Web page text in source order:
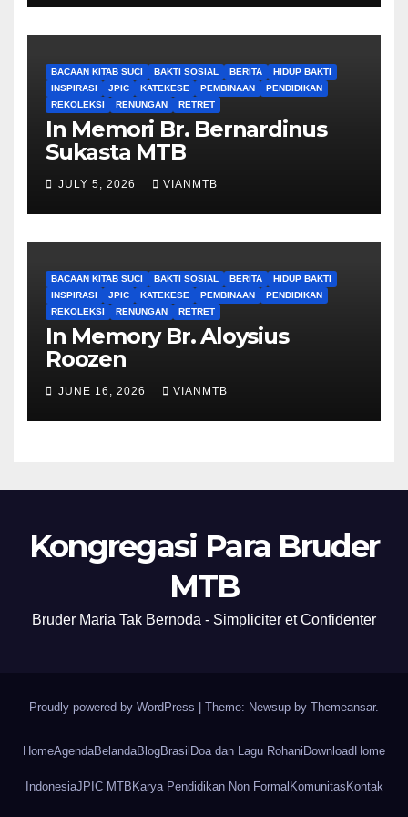
BACAAN KITAB SUCI BAKTI SOSIAL BERITA
HIDUP BAKTI
INSPIRASI
JPIC KATEKESE PEMBINAAN
PENDIDIKAN
REKOLEKSI
RENUNGAN RETRET
In Memori Br. Bernardinus
Sukasta MTB
JULY 5, 2026 VIANMTB
BACAAN KITAB SUCI BAKTI SOSIAL BERITA
HIDUP BAKTI
INSPIRASI
JPIC KATEKESE PEMBINAAN
PENDIDIKAN
REKOLEKSI
RENUNGAN RETRET
In Memory Br. Aloysius
Roozen
JUNE 16, 2026 VIANMTB
Kongregasi Para Bruder
MTB
Bruder Maria Tak Bernoda - Simpliciter et Confidenter
Proudly powered by WordPress | Theme: Newsup by Themeansar.
HomeAgendaBelandaBlogBrasil Doa dan Lagu Rohani Download Home
IndonesiaJPIC MTB Karya Pendidikan Non Formal Komunitas Kontak